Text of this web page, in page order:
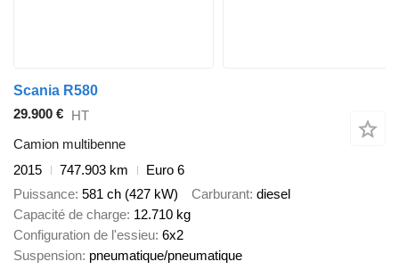
Scania R580
29.900 € HT
Camion multibenne
2015
747.903 km
Euro 6
Puissance 581 ch (427 kW) Carburant diesel
Capacité de charge 12.710 kg
Configuration de l'essieu 6x2
Suspension pneumatique/pneumatique